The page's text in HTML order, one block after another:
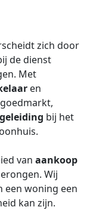
zich door
de dienst
Met
en
bij het
van aankoop
Wij
een woning een
kan zijn.